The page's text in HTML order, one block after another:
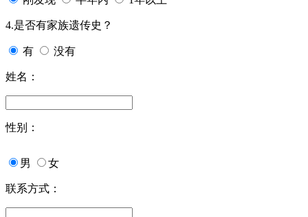
4.是否有家族遗传史？
有 没有
姓名：
性别：
男 女
联系方式：